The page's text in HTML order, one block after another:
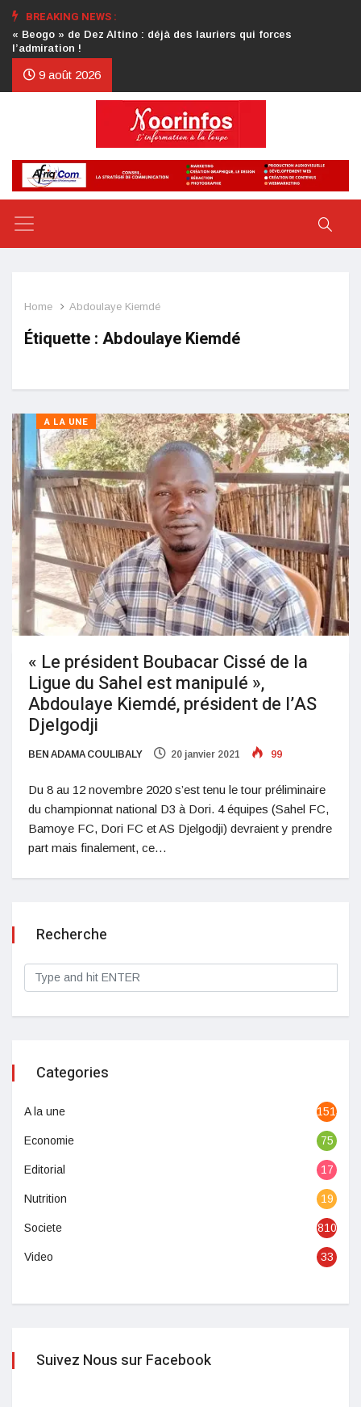
BREAKING NEWS :
Crise au CDP : l’authentification de la lettre du président
d’honneur toujours attendue
9 août 2026
Home Abdoulaye Kiemdé
Étiquette : Abdoulaye Kiemdé
A LA UNE
« Le président Boubacar Cissé de la
Ligue du Sahel est manipulé »,
Abdoulaye Kiemdé, président de l’AS
Djelgodji
BEN ADAMA COULIBALY 20 janvier 2021 99
Du 8 au 12 novembre 2020 s’est tenu le tour préliminaire
du championnat national D3 à Dori. 4 équipes (Sahel FC,
Bamoye FC, Dori FC et AS Djelgodji) devraient y prendre
part mais finalement, ce…
Recherche
Categories
A la une 1513
Economie 75
Editorial 17
Nutrition 19
Societe 810
Video 33
Suivez Nous sur Facebook